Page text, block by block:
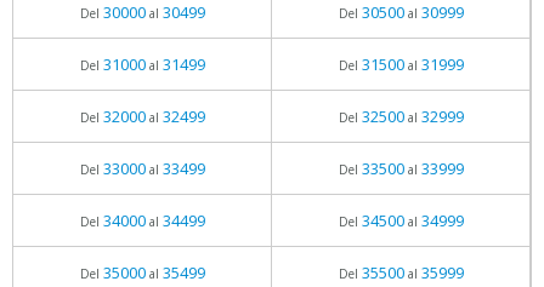
Del 30000al 30499 Del 30500al 30999
Del 31000al 31499 Del 31500al 31999
Del 32000al 32499 Del 32500al 32999
Del 33000al 33499 Del 33500al 33999
Del 34000al 34499 Del 34500al 34999
Del 35000al 35499 Del 35500al 35999